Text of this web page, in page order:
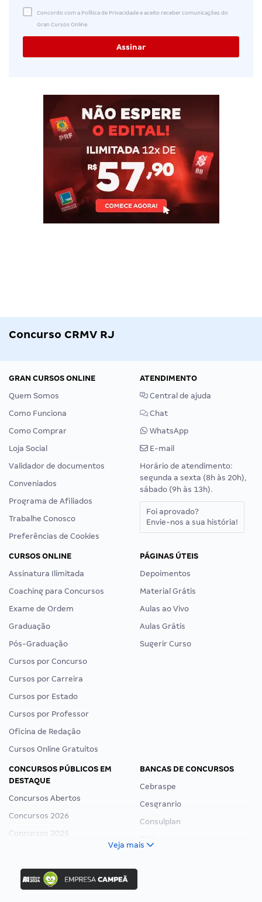
Concordo com a Política de Privacidade e aceito receber comunicações do
Gran Cursos Online.
Concurso CRMV RJ
GRAN CURSOS ONLINE
Quem Somos
Como Funciona
Como Comprar
Loja Social
Validador de documentos
Conveniados
Programa de Afiliados
Trabalhe Conosco
Preferências de Cookies
ATENDIMENTO
Central de ajuda
Chat
WhatsApp
E-mail
Horário de atendimento:
segunda a sexta (8h às 20h),
sábado (9h às 13h).
Foi aprovado?
Envie-nos a sua história!
CURSOS ONLINE
Assinatura Ilimitada
Coaching para Concursos
Exame de Ordem
Graduação
Pós-Graduação
Cursos por Concurso
Cursos por Carreira
Cursos por Estado
Cursos por Professor
Oficina de Redação
Cursos Online Gratuitos
PÁGINAS ÚTEIS
Depoimentos
Material Grátis
Aulas ao Vivo
Aulas Grátis
Sugerir Curso
CONCURSOS PÚBLICOS EM
DESTAQUE
Concursos Abertos
Concursos 2026
Concursos 2025
Concurso Ibama
Concurso MPU
BANCAS DE CONCURSOS
Cebraspe
Cesgranrio
Consulplan
Veja mais